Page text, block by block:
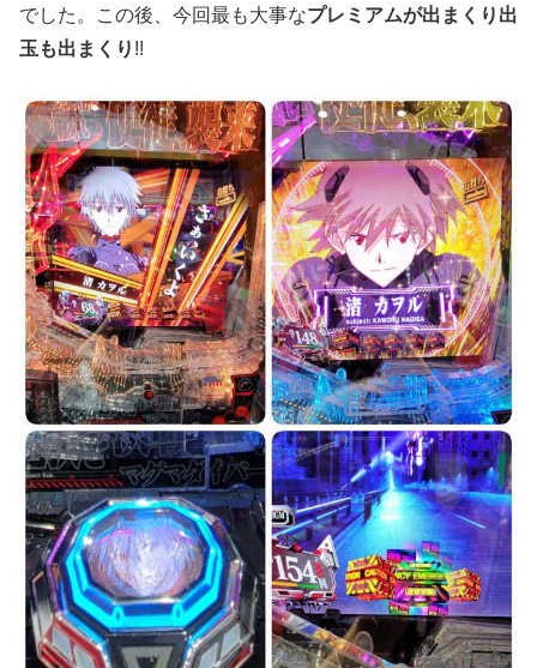
でした。この後、今回最も大事なプレミアムが出まくり出
玉も出まくり !!